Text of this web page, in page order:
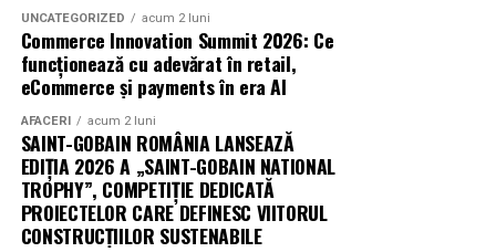
Adrian Pădurețu semnează imaginea filmului. De sunet
s-a ocupat Bogdan Ivanovici, de scenografie Anca
Miron, iar de costume Francisca Vass.
„În Pielea Mea”este un film produs de: CB MOTION
PICTURES.
Producător asociat: MAGNETIC MEDIA PRODUCTIONS
UNCATEGORIZED acum 2 luni
Commerce Innovation Summit 2026: Ce
funcționează cu adevărat în retail,
eCommerce și payments în era AI
AFACERI acum 2 luni
SAINT-GOBAIN ROMÂNIA LANSEAZĂ
EDIȚIA 2026 A „SAINT-GOBAIN NATIONAL
TROPHY”, COMPETIȚIE DEDICATĂ
PROIECTELOR CARE DEFINESC VIITORUL
CONSTRUCȚIILOR SUSTENABILE